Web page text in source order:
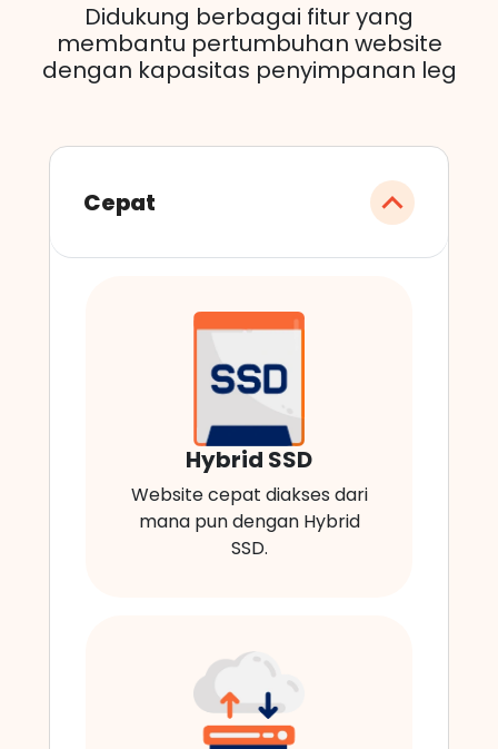
Didukung berbagai fitur yang
membantu pertumbuhan website
dengan kapasitas penyimpanan leg
Cepat
Hybrid SSD
Website cepat diakses dari
mana pun dengan Hybrid
SSD.